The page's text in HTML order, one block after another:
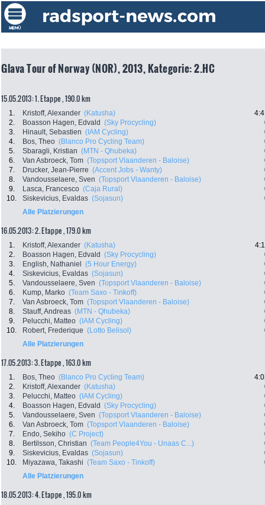
Glava Tour of Norway (NOR), 2013, Kategorie: 2.HC
15.05.2013: 1. Etappe , 190.0 km
1. Kristoff, Alexander (Katusha)
2.
Boasson Hagen, Edvald (Sky Procycling)
3.
Hinault, Sebastien (IAM Cycling)
4.
Bos, Theo (Blanco Pro Cycling Team)
5.
Sbaragli, Kristian (MTN - Qhubeka)
6.
Van Asbroeck, Tom (Topsport Vlaanderen - Baloise)
7.
Drucker, Jean-Pierre (Accent Jobs - Wanty)
8.
Vandousselaere, Sven (Topsport Vlaanderen - Baloise)
9.
Lasca, Francesco (Caja Rural)
10.
Siskevicius, Evaldas (Sojasun)
Alle Platzierungen
16.05.2013: 2. Etappe , 179.0 km
1. Kristoff, Alexander (Katusha)
2.
Boasson Hagen, Edvald (Sky Procycling)
3.
English, Nathaniel (5 Hour Energy)
4.
Siskevicius, Evaldas (Sojasun)
5.
Vandousselaere, Sven (Topsport Vlaanderen - Baloise)
6.
Kump, Marko (Team Saxo - Tinkoff)
7.
Van Asbroeck, Tom (Topsport Vlaanderen - Baloise)
8.
Stauff, Andreas (MTN - Qhubeka)
9.
Pelucchi, Matteo (IAM Cycling)
10.
Robert, Frederique (Lotto Belisol)
Alle Platzierungen
17.05.2013: 3. Etappe , 163.0 km
1. Bos, Theo (Blanco Pro Cycling Team)
2.
Kristoff, Alexander (Katusha)
3.
Pelucchi, Matteo (IAM Cycling)
4.
Boasson Hagen, Edvald (Sky Procycling)
5.
Vandousselaere, Sven (Topsport Vlaanderen - Baloise)
6.
Van Asbroeck, Tom (Topsport Vlaanderen - Baloise)
7.
Endo, Sekiho (C Project)
8.
Bertilsson, Christian (Team People4You - Unaas C...)
9.
Siskevicius, Evaldas (Sojasun)
10.
Miyazawa, Takashi (Team Saxo - Tinkoff)
Alle Platzierungen
18.05.2013: 4. Etappe , 195.0 km